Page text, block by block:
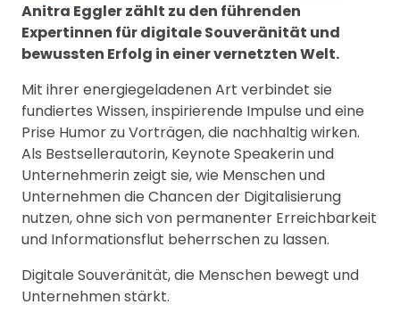
Anitra Eggler zählt zu den führenden
Expertinnen für digitale Souveränität und
bewussten Erfolg in einer vernetzten Welt.
Mit ihrer energiegeladenen Art verbindet sie
fundiertes Wissen, inspirierende Impulse und eine
Prise Humor zu Vorträgen, die nachhaltig wirken.
Als Bestsellerautorin, Keynote Speakerin und
Unternehmerin zeigt sie, wie Menschen und
Unternehmen die Chancen der Digitalisierung
nutzen, ohne sich von permanenter Erreichbarkeit
und Informationsflut beherrschen zu lassen.
Digitale Souveränität, die Menschen bewegt und
Unternehmen stärkt.